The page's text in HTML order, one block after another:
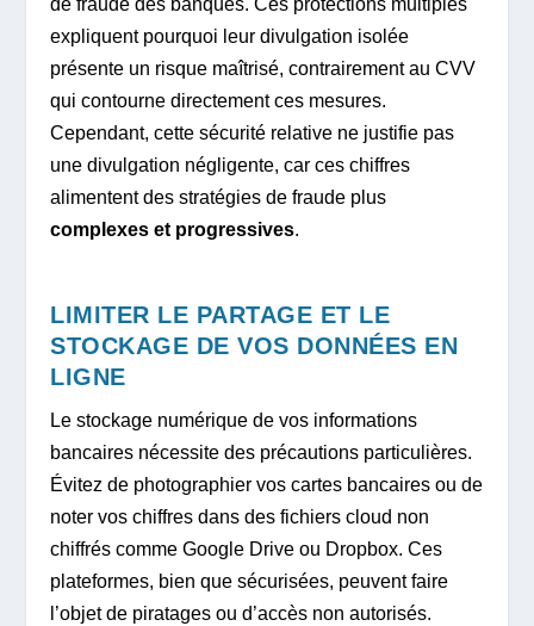
expliquent pourquoi leur divulgation isolée
présente un risque maîtrisé, contrairement au CVV
qui contourne directement ces mesures.
Cependant, cette sécurité relative ne justifie pas
une divulgation négligente, car ces chiffres
alimentent des stratégies de fraude plus
complexes et progressives.
LIMITER LE PARTAGE ET LE
STOCKAGE DE VOS DONNÉES EN
LIGNE
Le stockage numérique de vos informations
bancaires nécessite des précautions particulières.
Évitez de photographier vos cartes bancaires ou de
noter vos chiffres dans des fichiers cloud non
chiffrés comme Google Drive ou Dropbox. Ces
plateformes, bien que sécurisées, peuvent faire
l’objet de piratages ou d’accès non autorisés.